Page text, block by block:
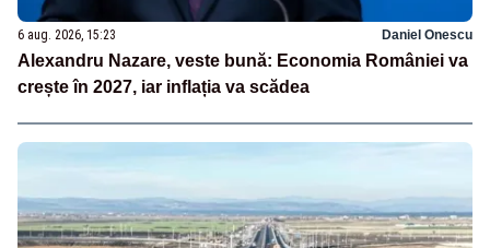
6 aug. 2026, 15:23 Daniel Onescu
Alexandru Nazare, veste bună: Economia României va
crește în 2027, iar inflația va scădea